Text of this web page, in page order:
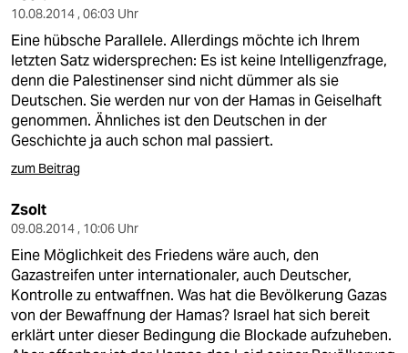
10.08.2014 , 06:03 Uhr
Eine hübsche Parallele. Allerdings möchte ich Ihrem
letzten Satz widersprechen: Es ist keine Intelligenzfrage,
denn die Palestinenser sind nicht dümmer als sie
Deutschen. Sie werden nur von der Hamas in Geiselhaft
genommen. Ähnliches ist den Deutschen in der
Geschichte ja auch schon mal passiert.
zum Beitrag
Zsolt
09.08.2014 , 10:06 Uhr
Eine Möglichkeit des Friedens wäre auch, den
Gazastreifen unter internationaler, auch Deutscher,
Kontrolle zu entwaffnen. Was hat die Bevölkerung Gazas
von der Bewaffnung der Hamas? Israel hat sich bereit
erklärt unter dieser Bedingung die Blockade aufzuheben.